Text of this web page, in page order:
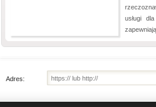
usługi
Adres: